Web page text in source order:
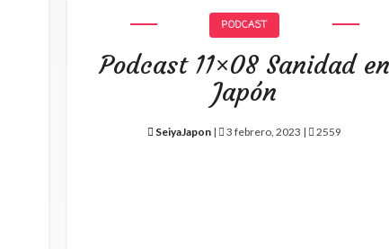
PODCAST
Podcast 11×08 Sanidad en
Japón
SeiyaJapon | 3 febrero, 2023 | 2559